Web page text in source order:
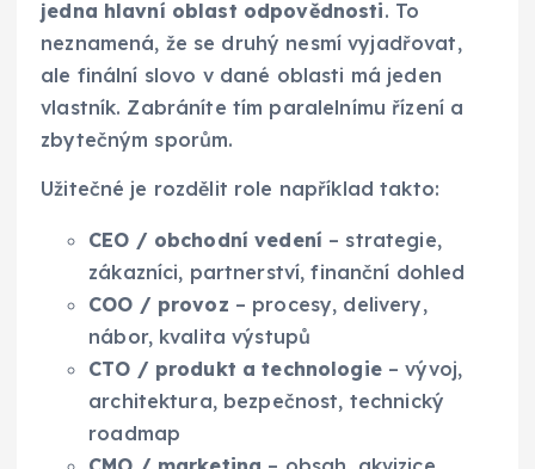
jedna hlavní oblast odpovědnosti. To
neznamená, že se druhý nesmí vyjadřovat,
ale finální slovo v dané oblasti má jeden
vlastník. Zabráníte tím paralelnímu řízení a
zbytečným sporům.
Užitečné je rozdělit role například takto:
CEO / obchodní vedení – strategie,
zákazníci, partnerství, finanční dohled
COO / provoz – procesy, delivery,
nábor, kvalita výstupů
CTO / produkt a technologie– vývoj,
architektura, bezpečnost, technický
roadmap